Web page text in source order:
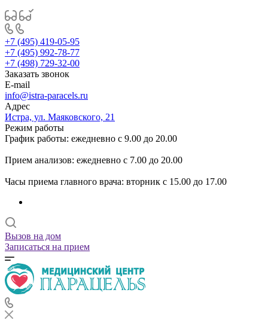
+7 (495) 419-05-95
+7 (495) 992-78-77
+7 (498) 729-32-00
Заказать звонок
E-mail
info@istra-paracels.ru
Адрес
Истра, ул. Маяковского, 21
Режим работы
График работы: ежедневно с 9.00 до 20.00
Прием анализов: ежедневно с 7.00 до 20.00
Часы приема главного врача: вторник с 15.00 до 17.00
Вызов на дом
Записаться на прием